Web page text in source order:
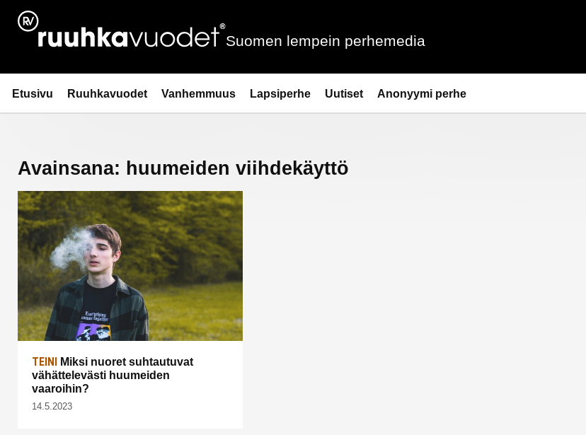
Siirry
sisältöön
Ruuhkavuodet.fi
Suomen lempein perhemedia
Etusivu Ruuhkavuodet Vanhemmuus Lapsiperhe Uutiset Anonyymi perhe
Avainsana: huumeiden viihdekäyttö
TEINI
Miksi nuoret suhtautuvat
vähättelevästi huumeiden
vaaroihin?
14.5.2023